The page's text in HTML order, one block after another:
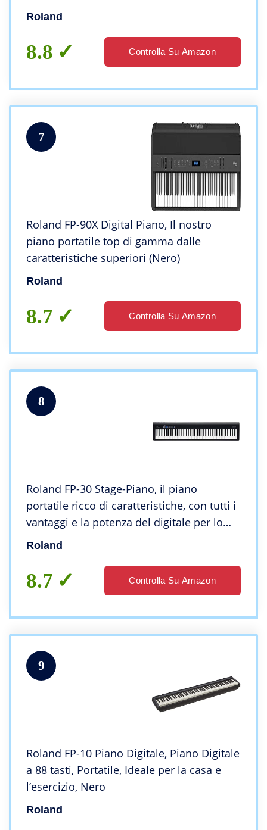
martelletti a 88 tasti | Accompagnamento
Roland
8.8 Controlla Su Amazon
7
Roland FP-90X Digital Piano, Il nostro
piano portatile top di gamma dalle
caratteristiche superiori (Nero)
Roland
8.7 Controlla Su Amazon
8
Roland FP-30 Stage-Piano, il piano
portatile ricco di caratteristiche, con tutti i
vantaggi e la potenza del digitale per lo
studio e la creatività, 88 tasti, nero
Roland
8.7 Controlla Su Amazon
9
Roland FP-10 Piano Digitale, Piano Digitale
a 88 tasti, Portatile, Ideale per la casa e
l’esercizio, Nero
Roland